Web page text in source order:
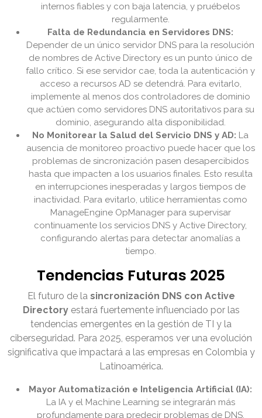
internos fiables y con baja latencia, y pruébelos
regularmente.
Falta de Redundancia en Servidores DNS:
Depender de un único servidor DNS para la resolución
de nombres de Active Directory es un punto único de
fallo crítico. Si ese servidor cae, toda la autenticación y
acceso a recursos AD se detendrá. Para evitarlo,
implemente al menos dos controladores de dominio
que actúen como servidores DNS autoritativos para su
dominio, asegurando alta disponibilidad.
No Monitorear la Salud del Servicio DNS y AD: La
ausencia de monitoreo proactivo puede hacer que los
problemas de sincronización pasen desapercibidos
hasta que impacten a los usuarios finales. Esto resulta
en interrupciones inesperadas y largos tiempos de
inactividad. Para evitarlo, utilice herramientas como
ManageEngine OpManager para supervisar
continuamente los servicios DNS y Active Directory,
configurando alertas para detectar anomalías a
tiempo.
Tendencias Futuras 2025
El futuro de la sincronización DNS con Active
Directoryestará fuertemente influenciado por las
tendencias emergentes en la gestión de TI y la
ciberseguridad. Para 2025, esperamos ver una evolución
significativa que impactará a las empresas en Colombia y
Latinoamérica.
Mayor Automatización e Inteligencia Artificial (IA):
La IA y el Machine Learning se integrarán más
profundamente para predecir problemas de DNS,